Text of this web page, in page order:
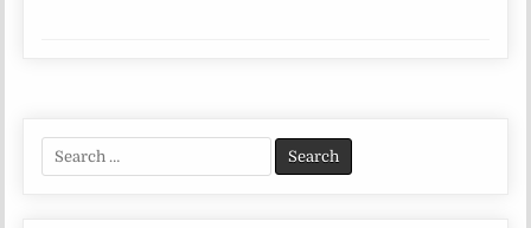
Search
for: